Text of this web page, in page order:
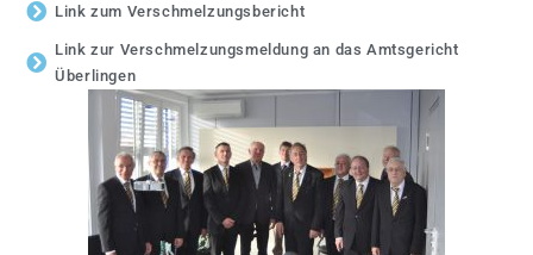
Link zum Verschmelzungsbericht
Link zur Verschmelzungsmeldung an das Amtsgericht
Überlingen